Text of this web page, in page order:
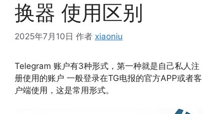
换器 使用区别
2025年7月10日 作者 xiaoniu
Telegram 账户有3种形式，第一种就是自己私人注
册使用的账户 一般登录在TG电报的官方APP或者客
户端使用，这是常用形式。